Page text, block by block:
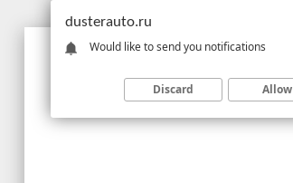
dusterauto.ru
Would like to send you notifications
Discard Allow